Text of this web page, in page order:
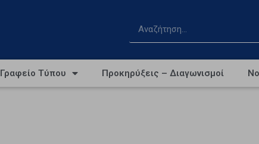
Γραφείο Τύπου Προκηρύξεις – Διαγωνισμοί